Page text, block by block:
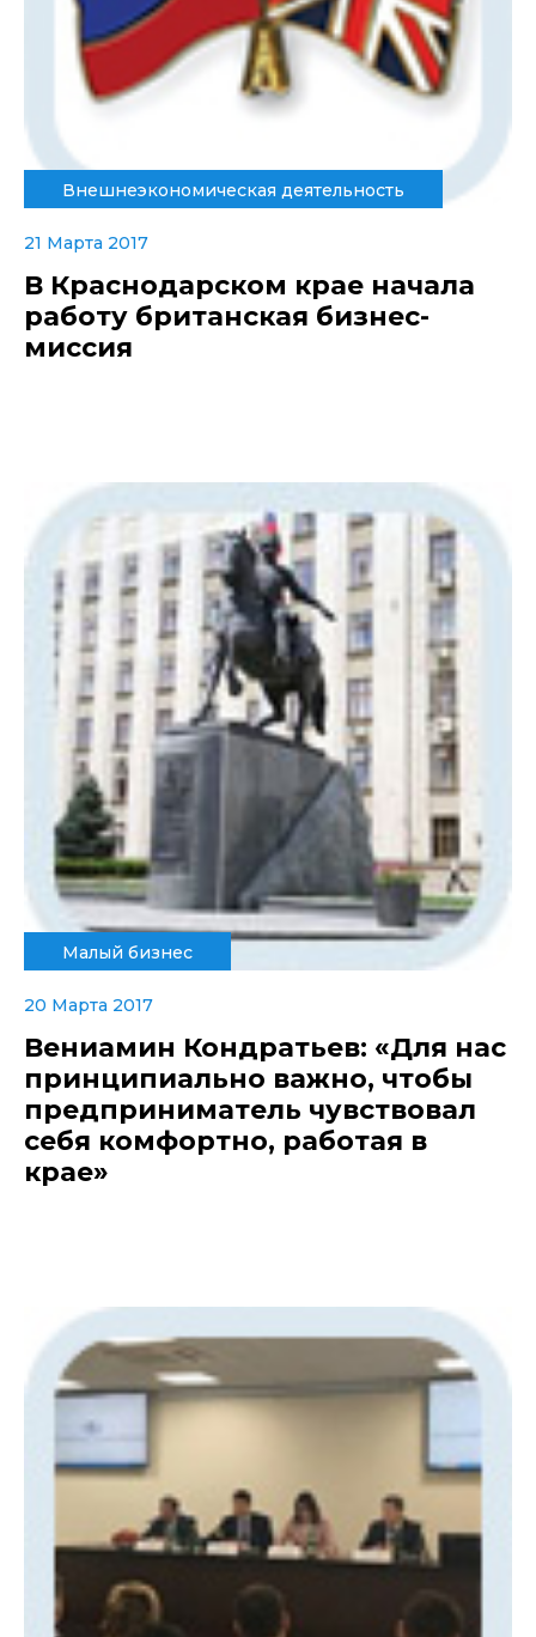
Внешнеэкономическая деятельность
21 Марта 2017
В Краснодарском крае начала
работу британская бизнес-
миссия
Малый бизнес
20 Марта 2017
Вениамин Кондратьев: «Для нас
принципиально важно, чтобы
предприниматель чувствовал
себя комфортно, работая в
крае»